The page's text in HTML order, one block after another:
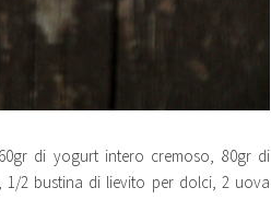
di yogurt intero cremoso, 80gr di
1/2 bustina di lievito per dolci, 2 uova